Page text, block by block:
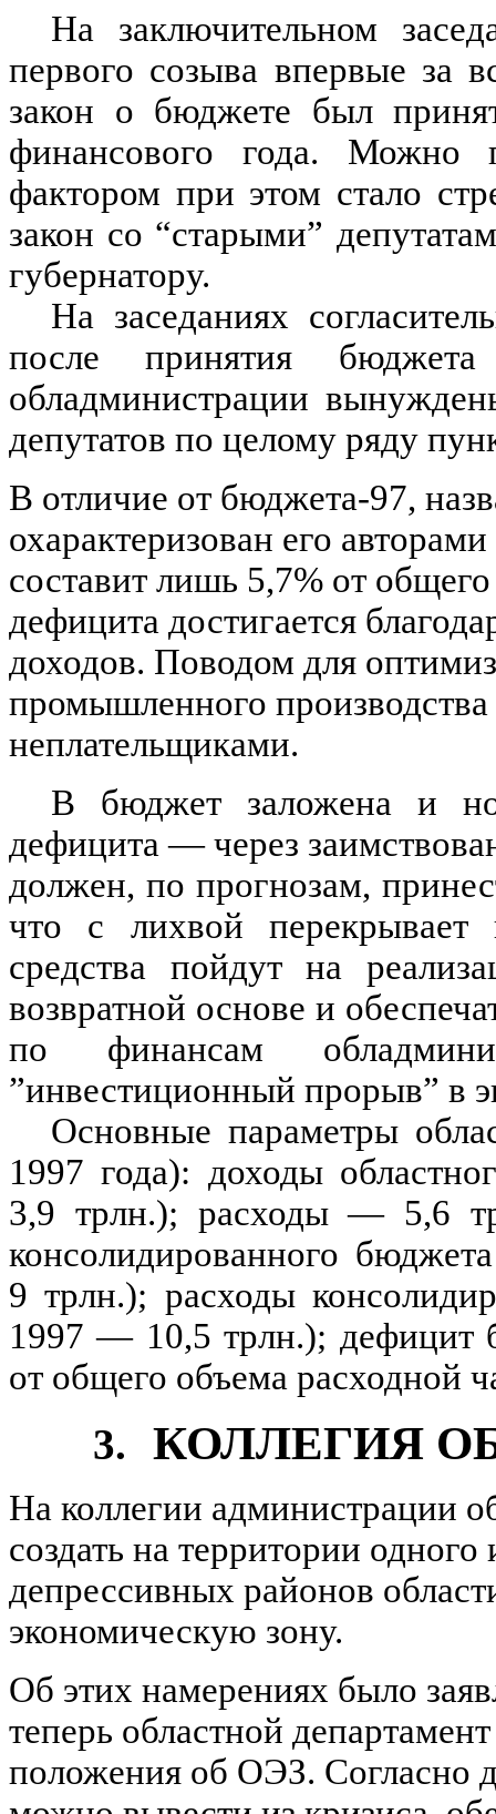
На заключительном
первого созыва впервые за
закон о бюджете был
финансового года. Можно
фактором при этом стало
закон со “старыми”
губернатору.
На заседаниях
после принятия
обладминистрации
депутатов по целому ряду
В отличие от бюджета-97,
охарактеризован его
составит лишь 5,7% от
дефицита достигается
доходов. Поводом для
промышленного
неплательщиками.
В бюджет заложена и
дефицита — через
должен, по прогнозам,
что с лихвой
средства пойдут на
возвратной основе и
по финансам
”инвестиционный прорыв” в
Основные параметры
1997 года): доходы
3,9 трлн.); расходы — 5,6
консолидированного
9 трлн.); расходы
1997 — 10,5 трлн.); дефицит
от общего объема расходной
3. КОЛЛЕГИЯ
На коллегии администрации
создать на территории
депрессивных районов
экономическую зону.
Об этих намерениях было
теперь областной
положения об ОЭЗ. Согласно